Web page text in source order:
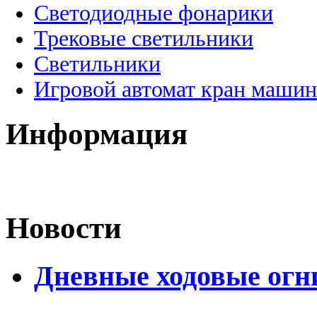
Светодиодные фонарики
Трековые светильники
Светильники
Игровой автомат кран
Информация
Новости
Дневные ходовые